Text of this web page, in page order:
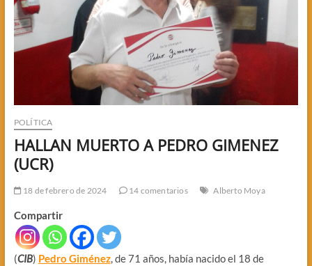
POLÍTICA
HALLAN MUERTO A PEDRO GIMENEZ
(UCR)
18 de febrero de 2024 14 comentarios Alberto Moya
Compartir
(CIB) Pedro Giménez, de 71 años, había nacido el 18 de